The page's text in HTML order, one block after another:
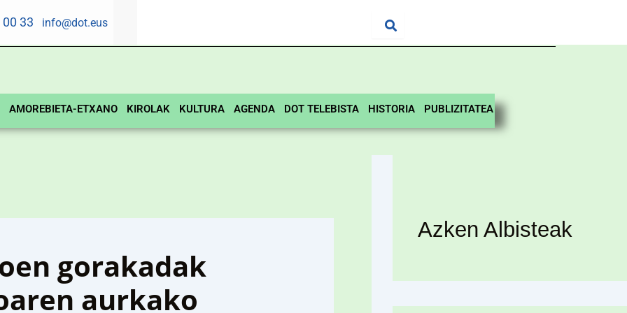
00 33 info@dot.eus
AMOREBIETA-ETXANO KIROLAK KULTURA AGENDA DOT TELEBISTA HISTORIA PUBLIZITATEA
gorakadak
aurkako
Azken Albisteak